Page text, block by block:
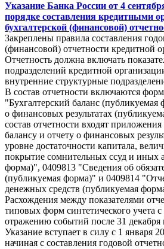
Указание Банка России от 4
порядке составления кредитными
бухгалтерской (финансовой)
Закреплены правила составления
(финансовой) отчетности кредитной
Отчетность должна включать
подразделений кредитной
внутренние структурные
В состав отчетности включаются
"Бухгалтерский баланс
о финансовых результатах
состав отчетности входят приложения
балансу и отчету о финансовых
уровне достаточности капитала,
покрытие сомнительных ссуд и иных
форма)", 0409813 "Сведения об
(публикуемая форма)" и 0409814
денежных средств (публикуемая
Расхождения между показателями
типовых форм синтетического учета
отражению событий после 31 декабря
Указание вступает в силу с 1 января
начиная с составления годовой